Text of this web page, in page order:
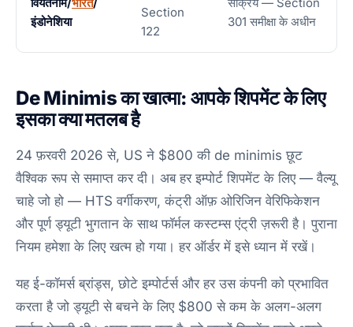
इंडोनेशिया
Section
122
301 समीक्षा के अधीन
De Minimis का खात्मा: आपके शिपमेंट के लिए
इसका क्या मतलब है
24 फ़रवरी 2026 से, US ने $800 की de minimis छूट
वैश्विक रूप से समाप्त कर दी। अब हर इम्पोर्ट शिपमेंट के लिए — वैल्यू
चाहे जो हो — HTS वर्गीकरण, कंट्री ऑफ़ ओरिजिन वेरिफिकेशन
और पूर्ण ड्यूटी भुगतान के साथ फॉर्मल कस्टम्स एंट्री ज़रूरी है। पुराना
नियम हमेशा के लिए खत्म हो गया। हर ऑर्डर में इसे ध्यान में रखें।
यह ई-कॉमर्स ब्रांड्स, छोटे इम्पोर्टर्स और हर उस कंपनी को प्रभावित
करता है जो ड्यूटी से बचने के लिए $800 से कम के अलग-अलग